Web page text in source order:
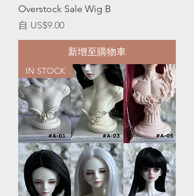
Overstock Sale Wig B
自 US$9.00
促銷價格
新增至購物車
IN STOCK